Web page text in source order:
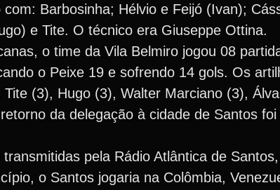
Barbosinha; Hélvio e Feijó (Ivan);
e Tite. O técnico era Giuseppe Ottina.
o time da Vila Belmiro jogou 08
o Peixe 19 e sofrendo 14 gols. Os
(3), Hugo (3), Walter Marciano (3),
da delegação à cidade de Santos
pela Rádio Atlântica de
o Santos jogaria na Colômbia,